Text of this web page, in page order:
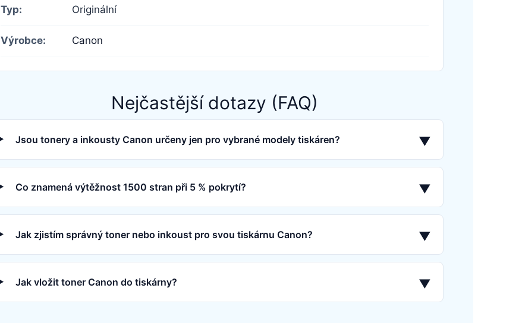
Typ: Originální
Výrobce: Canon
Nejčastější dotazy (FAQ)
Jsou tonery a inkousty Canon určeny jen pro vybrané modely tiskáren? ▼
Co znamená výtěžnost 1500 stran při 5 % pokrytí? ▼
Jak zjistím správný toner nebo inkoust pro svou tiskárnu Canon? ▼
Jak vložit toner Canon do tiskárny? ▼